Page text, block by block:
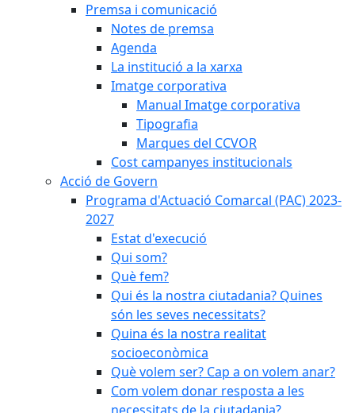
Premsa i comunicació
Notes de premsa
Agenda
La institució a la xarxa
Imatge corporativa
Manual Imatge corporativa
Tipografia
Marques del CCVOR
Cost campanyes institucionals
Acció de Govern
Programa d'Actuació Comarcal (PAC) 2023-
2027
Estat d'execució
Qui som?
Què fem?
Qui és la nostra ciutadania? Quines
són les seves necessitats?
Quina és la nostra realitat
socioeconòmica
Què volem ser? Cap a on volem anar?
Com volem donar resposta a les